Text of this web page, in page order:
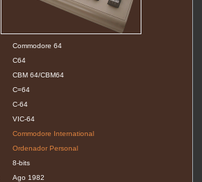
Commodore 64
C64
CBM 64/CBM64
C=64
C-64
VIC-64
Commodore International
Ordenador Personal
8-bits
Ago 1982